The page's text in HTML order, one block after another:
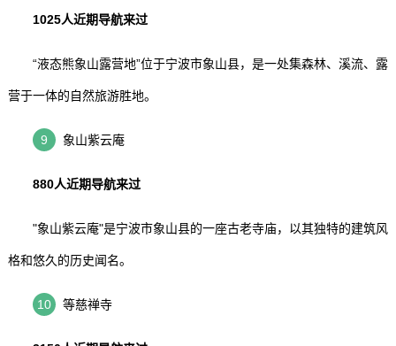
1025人近期导航来过
“液态熊象山露营地”位于宁波市象山县，是一处集森林、溪流、露
营于一体的自然旅游胜地。
9 象山紫云庵
880人近期导航来过
"象山紫云庵"是宁波市象山县的一座古老寺庙，以其独特的建筑风
格和悠久的历史闻名。
10 等慈禅寺